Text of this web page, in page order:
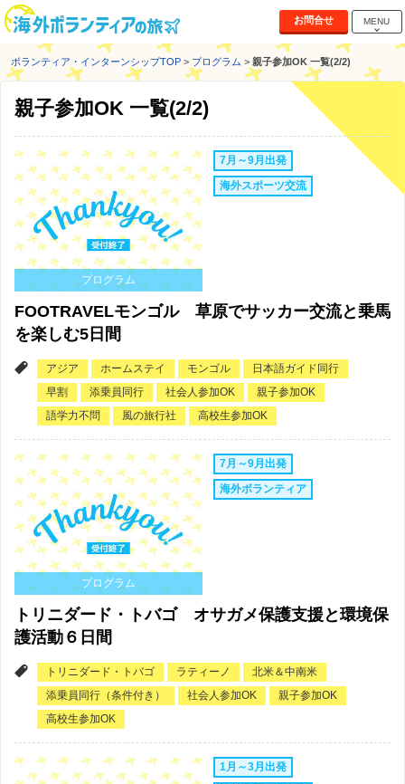
MENU
お問合せ
ボランティア・インターンシップTOP > プログラム > 親子参加OK 一覧(2/2)
親子参加OK 一覧(2/2)
プログラム
7月～9月出発
海外スポーツ交流
FOOTRAVELモンゴル 草原でサッカー交流と乗馬
を楽しむ5日間
アジア ホームステイ モンゴル
日本語ガイド同行
早割
添乗員同行 社会人参加OK
親子参加OK
語学力不問
風の旅行社 高校生参加OK
プログラム
7月～9月出発
海外ボランティア
トリニダード・トバゴ オサガメ保護支援と環境保
護活動６日間
トリニダード・トバゴ ラティーノ
北米＆中南米
添乗員同行（条件付き）
社会人参加OK
親子参加OK
高校生参加OK
1月～3月出発